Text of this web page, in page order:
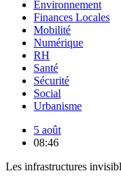
Environnement
Finances Locales
Mobilité
Numérique
RH
Santé
Sécurité
Social
Urbanisme
5 août
08:46
Les infrastructures